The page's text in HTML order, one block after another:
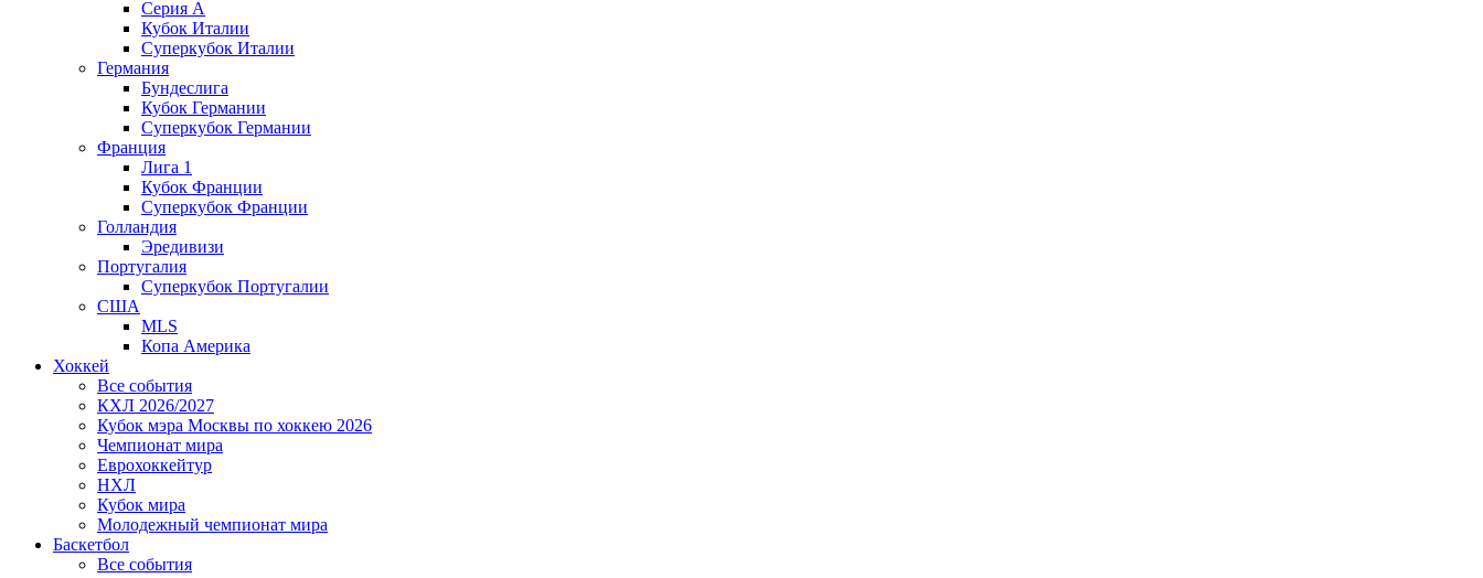
Серия А
Кубок Италии
Суперкубок Италии
Германия
Бундеслига
Кубок Германии
Суперкубок Германии
Франция
Лига 1
Кубок Франции
Суперкубок Франции
Голландия
Эредивизи
Португалия
Суперкубок Португалии
США
MLS
Копа Америка
Хоккей
Все события
КХЛ 2026/2027
Кубок мэра Москвы по хоккею 2026
Чемпионат мира
Еврохоккейтур
НХЛ
Кубок мира
Молодежный чемпионат мира
Баскетбол
Все события